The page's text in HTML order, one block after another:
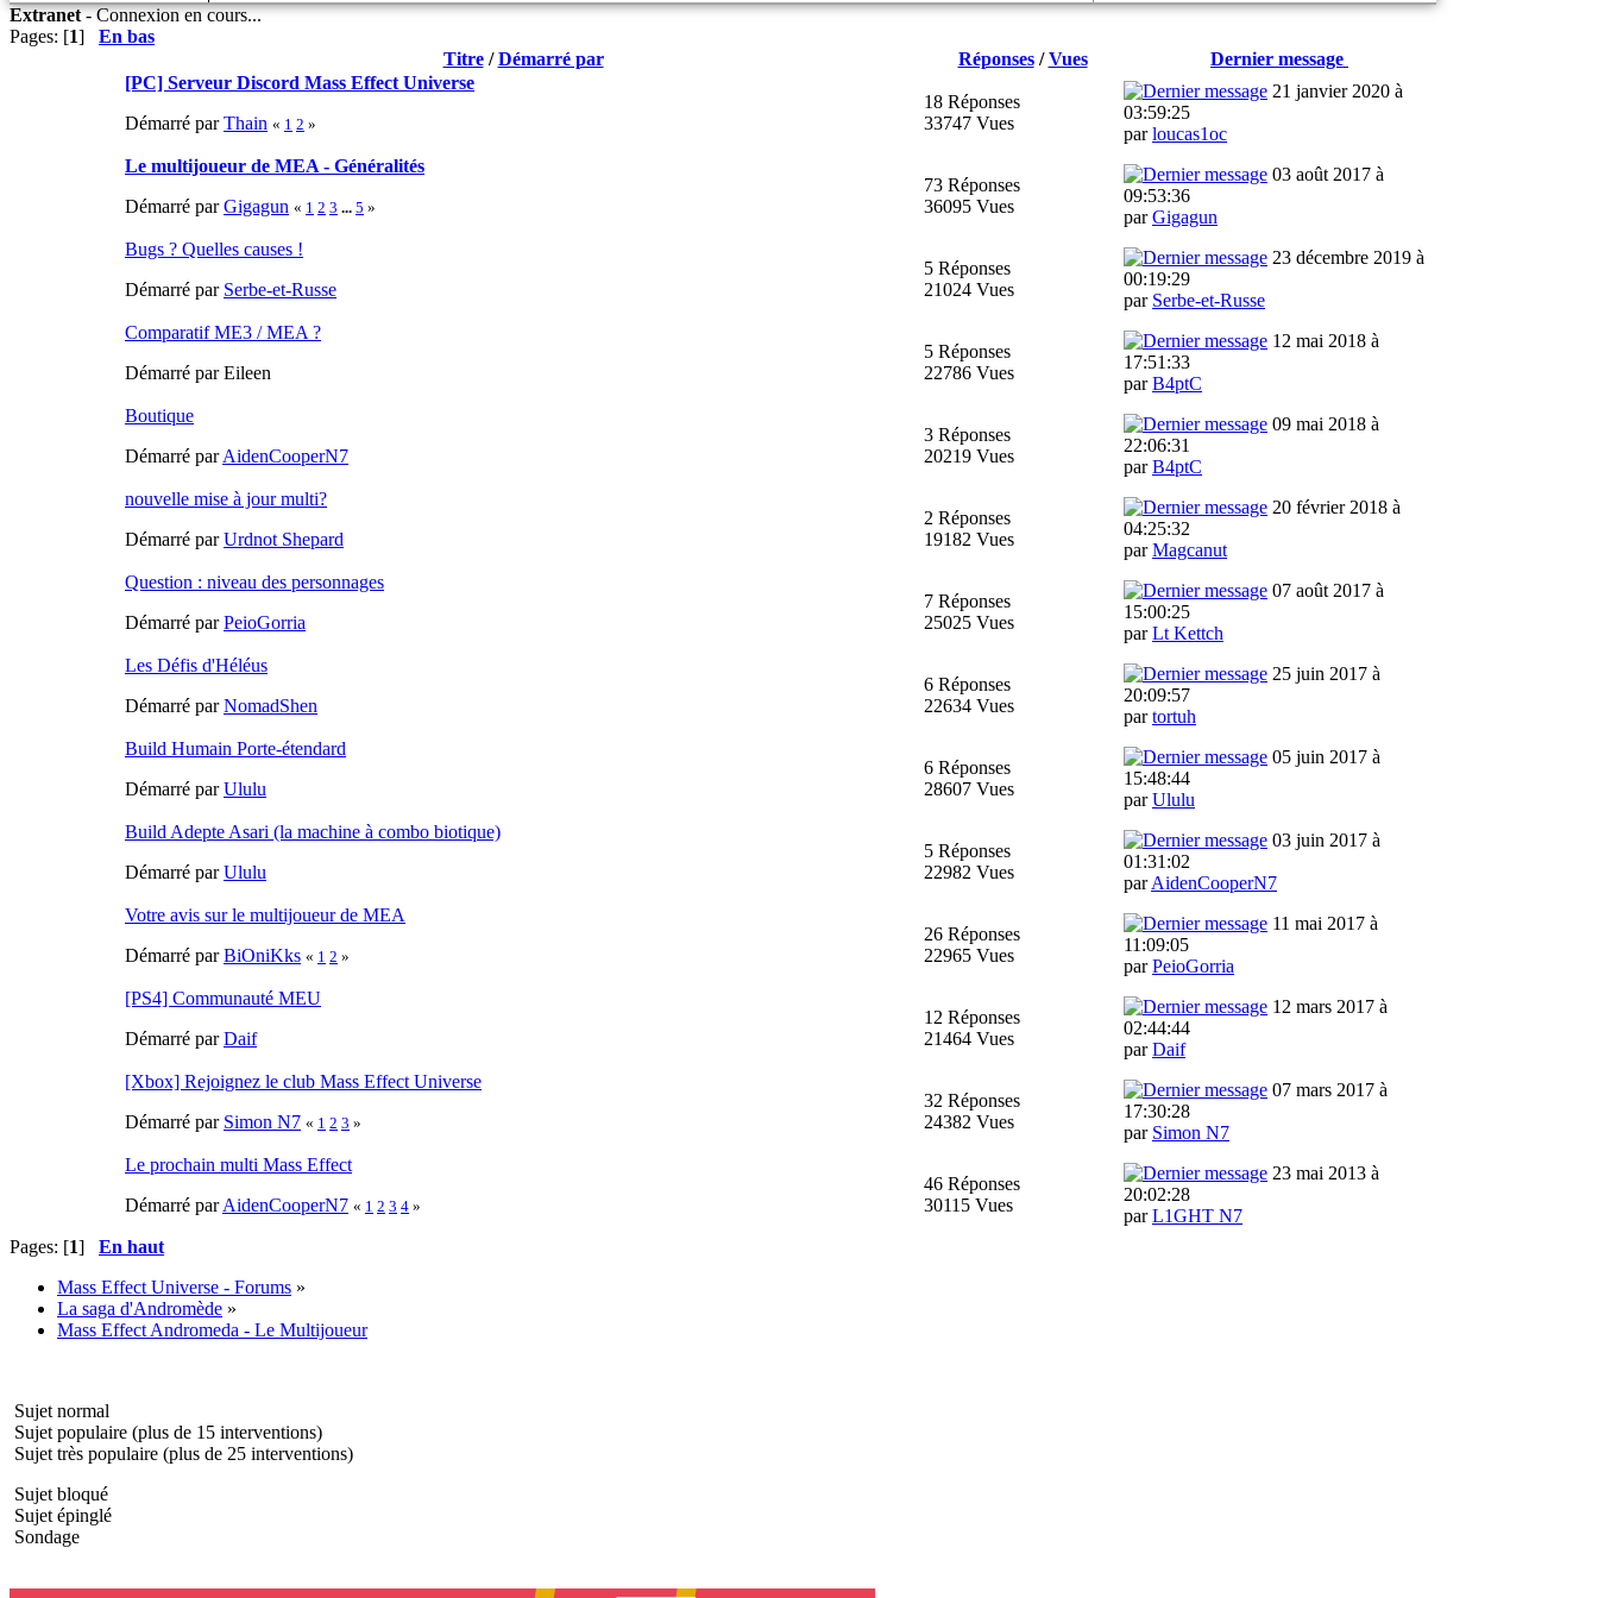
Extranet-Connexion en cours...
Pages: [1] En bas
Titre/Démarré par Réponses/Vues
Dernier message
[PC] Serveur Discord Mass Effect Universe
Démarré parThain « 1 2 »
18 Réponses
33747 Vues
21 janvier 2020 à
03:59:25
parloucas1oc
Le multijoueur de MEA - Généralités
Démarré parGigagun « 1 2 3 ... 5 »
73 Réponses
36095 Vues
03 août 2017 à
09:53:36
parGigagun
Bugs ? Quelles causes !
Démarré par Serbe-et-Russe
5 Réponses
21024 Vues
23 décembre 2019 à
00:19:29
par Serbe-et-Russe
Comparatif ME3 / MEA ?
Démarré par Eileen
5 Réponses
22786 Vues
12 mai 2018 à
17:51:33
parB4ptC
Boutique
Démarré parAidenCooperN7
3 Réponses
20219 Vues
09 mai 2018 à
22:06:31
parB4ptC
nouvelle mise à jour multi?
Démarré parUrdnot Shepard
2 Réponses
19182 Vues
20 février 2018 à
04:25:32
parMagcanut
Question : niveau des personnages
Démarré parPeioGorria
7 Réponses
25025 Vues
07 août 2017 à
15:00:25
parLt Kettch
Les Défis d'Héléus
Démarré parNomadShen
6 Réponses
22634 Vues
25 juin 2017 à
20:09:57
partortuh
Build Humain Porte-étendard
Démarré parUlulu
6 Réponses
28607 Vues
05 juin 2017 à
15:48:44
parUlulu
Build Adepte Asari (la machine à combo biotique)
Démarré parUlulu
5 Réponses
22982 Vues
03 juin 2017 à
01:31:02
parAidenCooperN7
Votre avis sur le multijoueur de MEA
Démarré parBiOniKks « 1 2 »
26 Réponses
22965 Vues
11 mai 2017 à
11:09:05
parPeioGorria
[PS4] Communauté MEU
Démarré parDaif
12 Réponses
21464 Vues
12 mars 2017 à
02:44:44
parDaif
[Xbox] Rejoignez le club Mass Effect Universe
Démarré par Simon N7 « 1 2 3 »
32 Réponses
24382 Vues
07 mars 2017 à
17:30:28
par Simon N7
Le prochain multi Mass Effect
Démarré parAidenCooperN7 « 1 2 3 4 »
46 Réponses
30115 Vues
23 mai 2013 à
20:02:28
parL1GHT N7
Pages: [1] En haut
Mass Effect Universe - Forums »
La saga d'Andromède »
Mass Effect Andromeda - Le Multijoueur
Sujet normal
Sujet populaire (plus de 15 interventions)
Sujet très populaire (plus de 25 interventions)
Sujet bloqué
Sujet épinglé
Sondage